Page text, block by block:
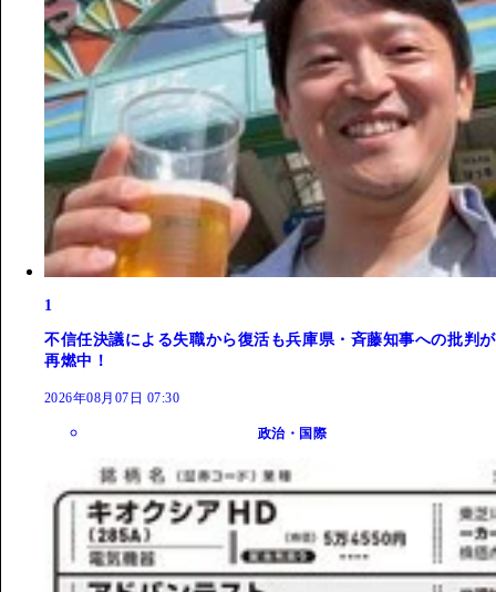
1
不信任決議による失職から復活も兵庫県・斉藤知事への批判が
再燃中！
2026年08月07日 07:30
政治・国際